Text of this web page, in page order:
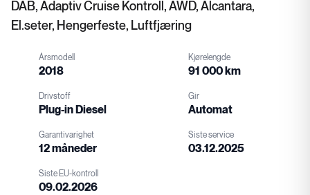
DAB, Adaptiv Cruise Kontroll, AWD, Alcantara,
El.seter, Hengerfeste, Luftfjæring
Årsmodell
2018
Kjørelengde
91 000 km
Drivstoff
Drivstoff
Plug-in Diesel
Gir
Automat
Garanti
Garantivarighet
12 måneder
Siste service
03.12.2025
Siste EU-kontroll
09.02.2026